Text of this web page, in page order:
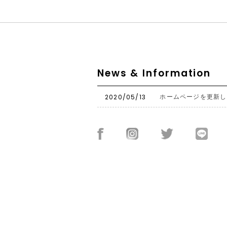
News & Information
2020/05/13 ホームページを更新し